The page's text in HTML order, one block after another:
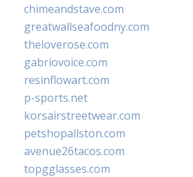
chimeandstave.com
greatwallseafoodny.com
theloverose.com
gabriovoice.com
resinflowart.com
p-sports.net
korsairstreetwear.com
petshopallston.com
avenue26tacos.com
topgglasses.com